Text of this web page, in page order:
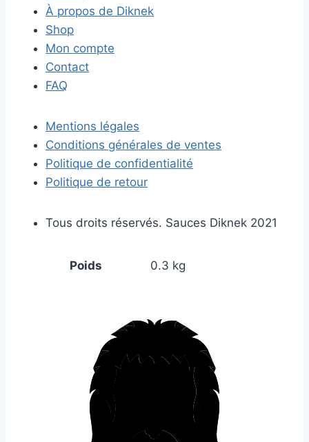
À propos de Diknek
Shop
Mon compte
Contact
FAQ
Mentions légales
Conditions générales de ventes
Politique de confidentialité
Politique de retour
Tous droits réservés. Sauces Diknek 2021
Poids 0.3 kg